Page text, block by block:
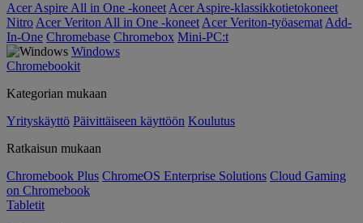
Acer Aspire All in One -koneet Acer Aspire-klassikkotietokoneet
Nitro Acer Veriton All in One -koneet Acer Veriton-työasemat Add-
In-One Chromebase Chromebox Mini-PC:t
Windows
Chromebookit
Kategorian mukaan
Yrityskäyttö Päivittäiseen käyttöön Koulutus
Ratkaisun mukaan
Chromebook Plus ChromeOS Enterprise Solutions Cloud Gaming
on Chromebook
Tabletit